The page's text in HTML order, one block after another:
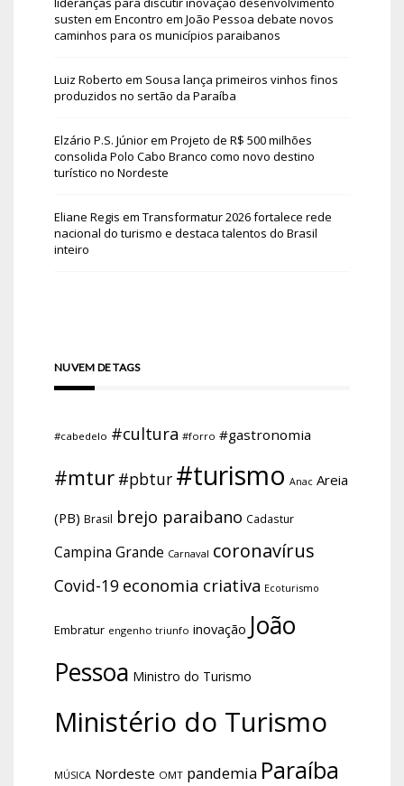
susten em Encontro em João Pessoa debate novos
caminhos para os municípios paraibanos
Luiz Roberto em Sousa lança primeiros vinhos finos
produzidos no sertão da Paraíba
Elzário P.S. Júniorem Projeto de R$ 500 milhões
consolida Polo Cabo Branco como novo destino
turístico no Nordeste
Eliane Regis em Transformatur 2026 fortalece rede
nacional do turismo e destaca talentos do Brasil
inteiro
NUVEM DE TAGS
#cabedelo #cultura #forro #gastronomia
#mtur #pbtur #turismo Anac Areia
(PB) Brasil brejo paraibano Cadastur
Campina Grande Carnaval coronavírus
Covid-19 economia criativa Ecoturismo
Embratur engenho triunfo inovação João
Pessoa Ministro do Turismo
Ministério do Turismo
MÚSICA Nordeste OMT pandemia Paraíba